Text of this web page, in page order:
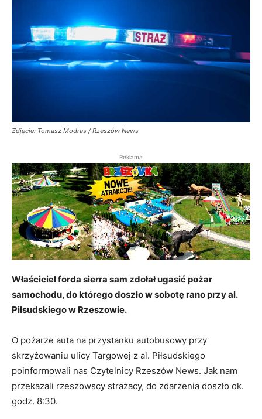
Zdjęcie: Tomasz Modras / Rzeszów News
Reklama
Właściciel forda sierra sam zdołał ugasić pożar
samochodu, do którego doszło w sobotę rano przy al.
Piłsudskiego w Rzeszowie.
O pożarze auta na przystanku autobusowy przy
skrzyżowaniu ulicy Targowej z al. Piłsudskiego
poinformowali nas Czytelnicy Rzeszów News. Jak nam
przekazali rzeszowscy strażacy, do zdarzenia doszło ok.
godz. 8:30.